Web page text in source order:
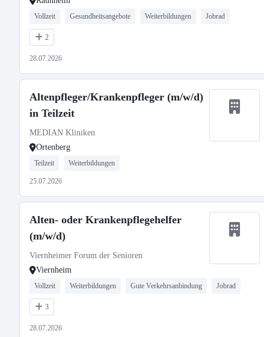
Vollzeit Gesundheitsangebote Weiterbildungen Jobrad
2
28.07.2026
Altenpfleger/Krankenpfleger (m/w/d)
in Teilzeit
MEDIAN Kliniken
Ortenberg
Teilzeit Weiterbildungen
25.07.2026
Alten- oder Krankenpflegehelfer
(m/w/d)
Viernheimer Forum der Senioren
Viernheim
Vollzeit Weiterbildungen Gute Verkehrsanbindung Jobrad
3
28.07.2026